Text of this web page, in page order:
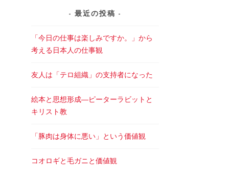
最近の投稿
「今日の仕事は楽しみですか。」から
考える日本人の仕事観
友人は「テロ組織」の支持者になった
絵本と思想形成―ピーターラビットと
キリスト教
「豚肉は身体に悪い」という価値観
コオロギと毛ガニと価値観